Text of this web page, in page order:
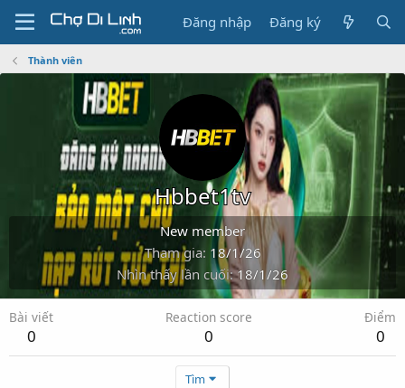
Đăng nhập Đăng ký
Thành viên
Hbbet1tv
New member
Tham gia 18/1/26
Nhìn thấy lần cuối 18/1/26
Bài viết
0
Reaction score
0
Điểm
0
Tìm